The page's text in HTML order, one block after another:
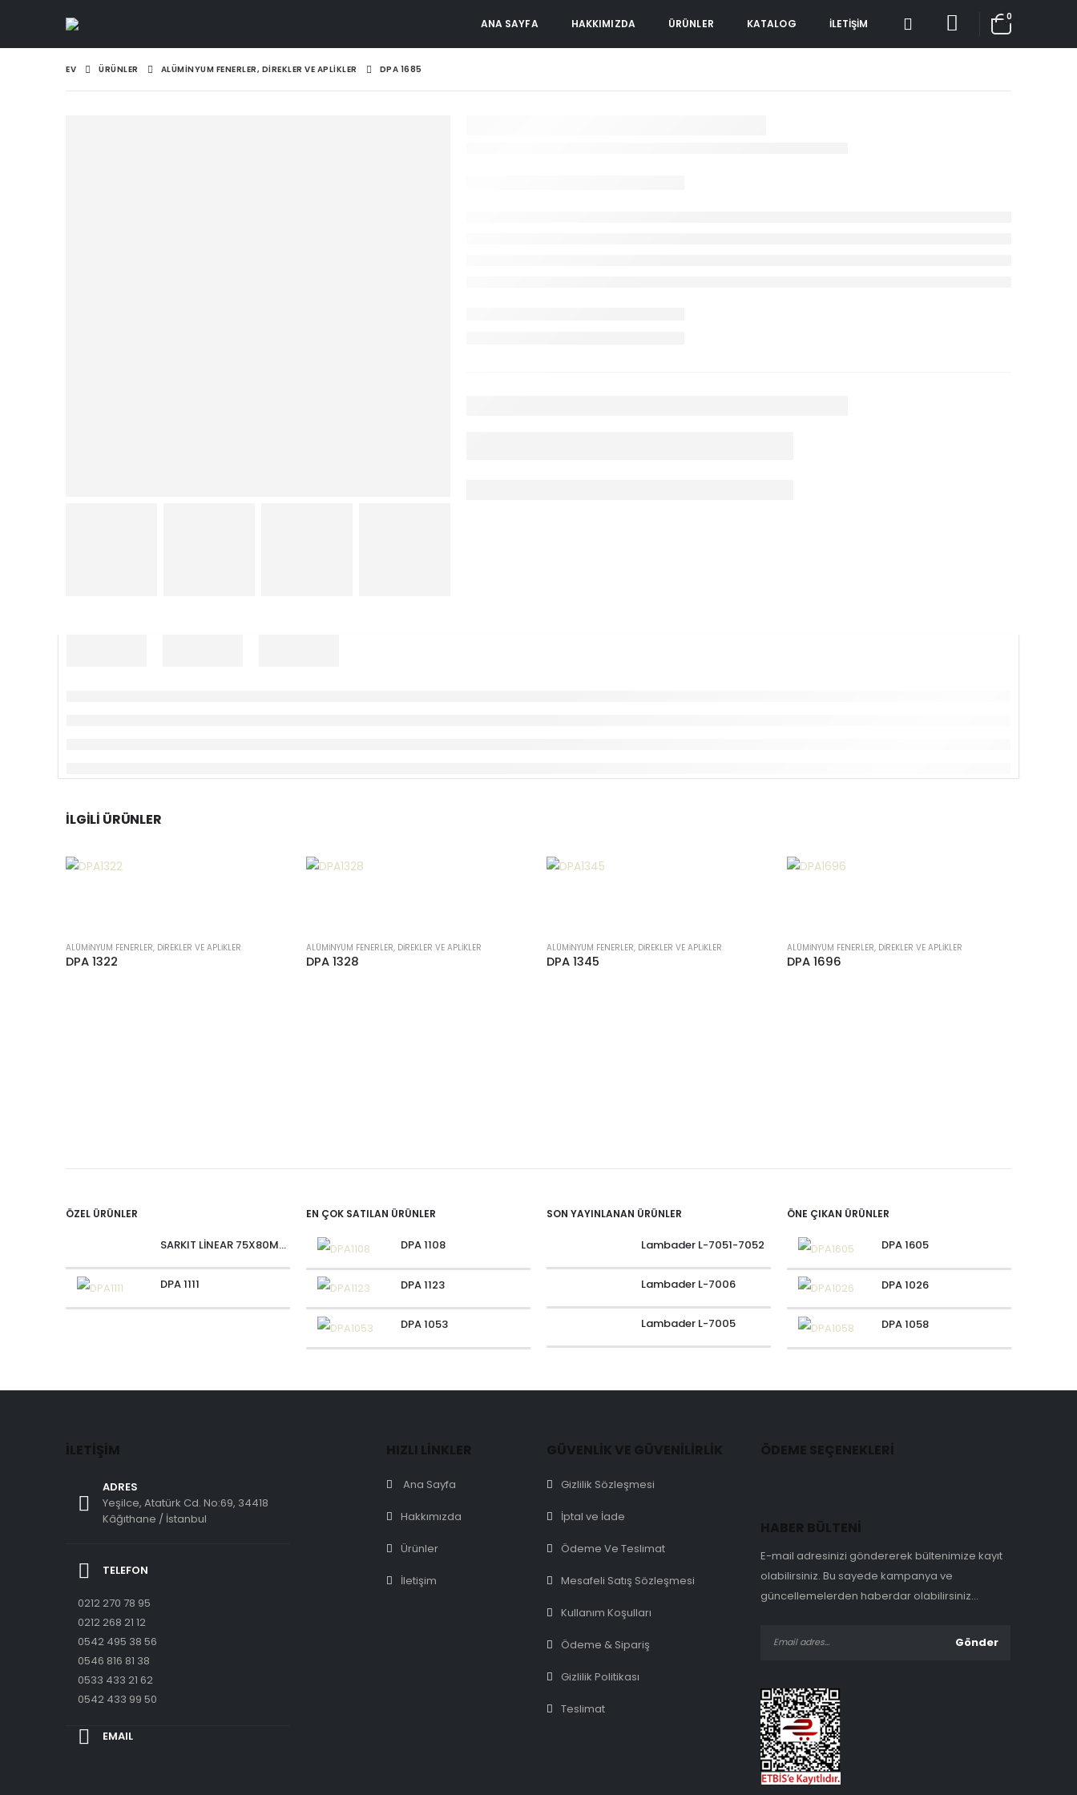
ANA SAYFA HAKKIMIZDA ÜRÜNLER KATALOG İLETIŞIM
0
EV ÜRÜNLER ALÜMINYUM FENERLER, DIREKLER VE APLIKLER DPA 1685
İLGILI ÜRÜNLER
ALÜMINYUM FENERLER, DIREKLER VE APLIKLER
DPA 1322
ALÜMINYUM FENERLER, DIREKLER VE APLIKLER
DPA 1328
ALÜMINYUM FENERLER, DIREKLER VE APLIKLER
DPA 1345
ALÜMINYUM FENERLER, DIREKLER VE APLIKLER
DPA 1696
ÖZEL ÜRÜNLER
SARKIT LİNEAR 75X80MM OVALIUM 30W 4000 LM MT
DPA 1111
EN ÇOK SATILAN ÜRÜNLER
DPA 1108
DPA 1123
DPA 1053
SON YAYINLANAN ÜRÜNLER
Lambader L-7051-7052
Lambader L-7006
Lambader L-7005
ÖNE ÇIKAN ÜRÜNLER
DPA 1605
DPA 1026
DPA 1058
İLETIŞIM
ADRES
Yeşilce, Atatürk Cd. No:69, 34418
Kâğıthane / İstanbul
TELEFON
0212 270 78 95
0212 268 21 12
0542 495 38 56
0546 816 81 38
0533 433 21 62
0542 433 99 50
EMAIL
HIZLI LİNKLER
Ana Sayfa
Hakkımızda
Ürünler
İletişim
GÜVENLİK VE GÜVENİLİRLİK
Gizlilik Sözleşmesi
İptal ve İade
Ödeme Ve Teslimat
Mesafeli Satış Sözleşmesi
Kullanım Koşulları
Ödeme & Sipariş
Gizlilik Politikası
Teslimat
ÖDEME SEÇENEKLERİ
HABER BÜLTENİ
E-mail adresinizi göndererek bültenimize kayıt
olabilirsiniz. Bu sayede kampanya ve
güncellemelerden haberdar olabilirsiniz...